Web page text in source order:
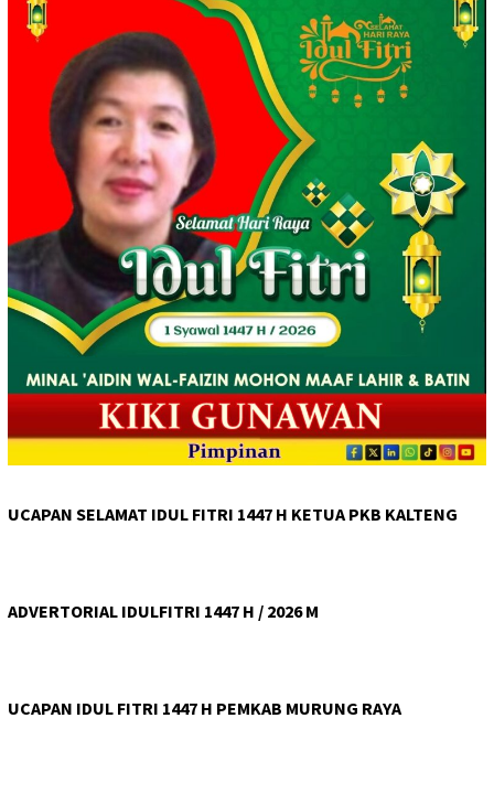
UCAPAN SELAMAT IDUL FITRI 1447 H KETUA PKB KALTENG
ADVERTORIAL IDULFITRI 1447 H / 2026 M
UCAPAN IDUL FITRI 1447 H PEMKAB MURUNG RAYA